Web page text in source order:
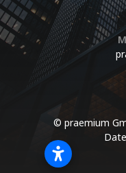
© praemium